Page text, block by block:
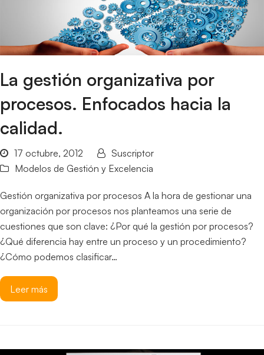
La gestión organizativa por
procesos. Enfocados hacia la
calidad.
17 octubre, 2012
Suscriptor
Modelos de Gestión y Excelencia
Gestión organizativa por procesos A la hora de gestionar una
organización por procesos nos planteamos una serie de
cuestiones que son clave: ¿Por qué la gestión por procesos?
¿Qué diferencia hay entre un proceso y un procedimiento?
¿Cómo podemos clasificar…
Leer más